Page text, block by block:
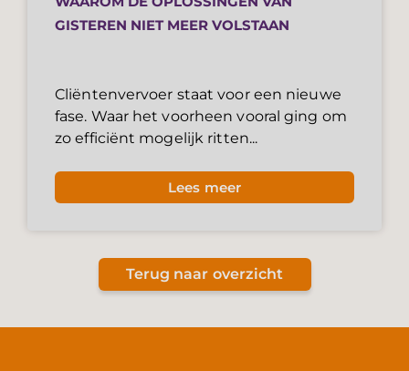
GISTEREN NIET MEER VOLSTAAN
Cliëntenvervoer staat voor een nieuwe
fase. Waar het voorheen vooral ging om
zo efficiënt mogelijk ritten...
Lees meer
Terug naar overzicht